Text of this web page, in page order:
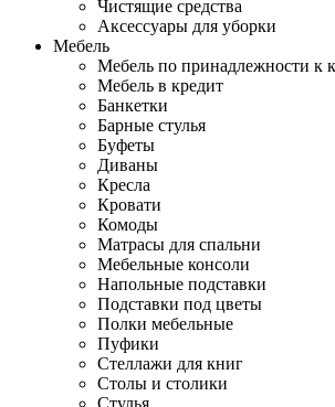
Чистящие средства
Аксессуары для уборки
Мебель
Мебель по принадлежности к
Мебель в кредит
Банкетки
Барные стулья
Буфеты
Диваны
Кресла
Кровати
Комоды
Матрасы для спальни
Мебельные консоли
Напольные подставки
Подставки под цветы
Полки мебельные
Пуфики
Стеллажи для книг
Столы и столики
Стулья